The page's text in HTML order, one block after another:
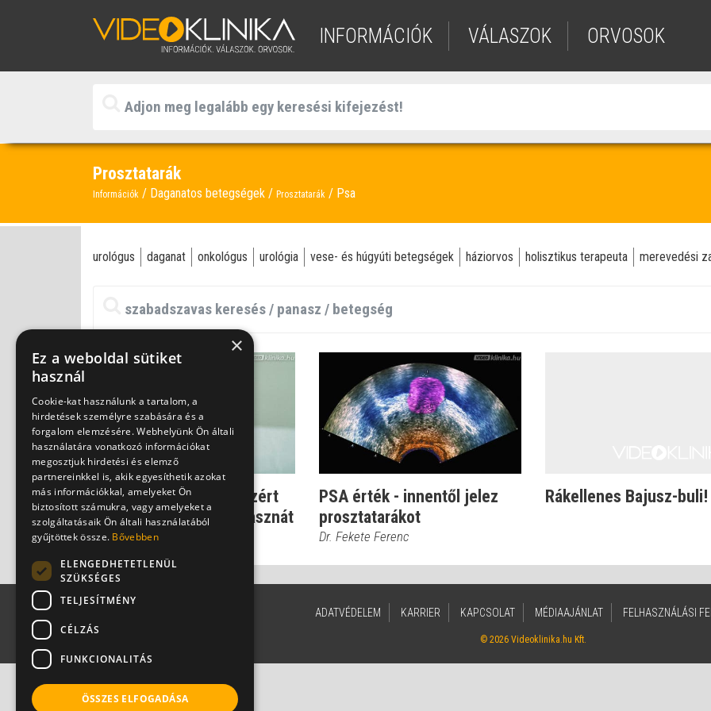
INFORMÁCIÓK VÁLASZOK ORVOSOK
Prosztatarák
Információk Daganatos betegségek Prosztatarák Psa
urológus daganat onkológus urológia vese- és húgyúti betegségek háziorvos holisztikus terapeuta merevedési
Prosztatarák-szűrés: Ezért
kérdőjelezték meg a hasznát
Dr. Héczey András
PSA érték - innentől jelez
prosztatarákot
Dr. Fekete Ferenc
Rákellenes Bajusz-buli!
ADATVÉDELEM KARRIER KAPCSOLAT MÉDIAAJÁNLAT FELHASZNÁLÁSI
© 2026 Videoklinika.hu Kft.
×
Ez a weboldal sütiket
használ
Cookie-kat használunk a tartalom, a
hirdetések személyre szabására és a
forgalom elemzésére. Webhelyünk Ön általi
használatára vonatkozó információkat
megosztjuk hirdetési és elemző
partnereinkkel is, akik egyesíthetik azokat
más információkkal, amelyeket Ön
biztosított számukra, vagy amelyeket a
szolgáltatásaik Ön általi használatából
gyűjtöttek össze. Bővebben
ELENGEDHETETLENÜL
SZÜKSÉGES
TELJESÍTMÉNY
CÉLZÁS
FUNKCIONALITÁS
ÖSSZES ELFOGADÁSA